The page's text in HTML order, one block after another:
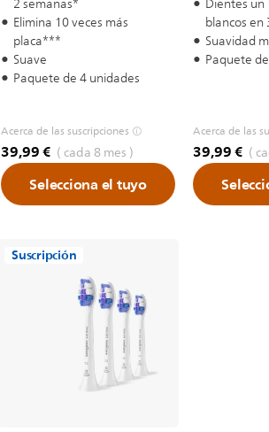
Elimina 10 veces más
placa***
Suave
Paquete de 4 unidades
Acerca de las suscripciones
39,99 € ( cada 8 mes )
Selecciona el tuyo
blancos
Suavidad
Paquete
Acerca de las
39,99 € (
Suscripción